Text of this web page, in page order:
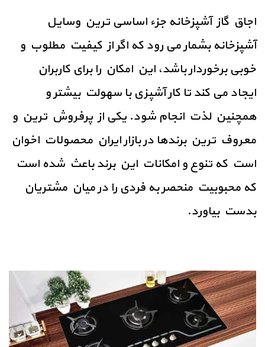
اجاق گاز آشپزخانه جزء اساسی ترین وسایل
آشپزخانه بشمار می رود که اگر از کیفیت مطلوب و
خوبی برخوردار باشد، این امکان را برای کاربران
ایجاد می کند تا کار آشپزی با سهولت بیشتر و
همچنین لذت انجام شود. یکی از پرفروش ترین و
معروف ترین برندها در بازار ایران محصولات اخوان
است که تنوع و امکانات این برند باعث شده است
که محبوبیت منحصر به فردی را در میان مشتریان
بدست بیاورد.